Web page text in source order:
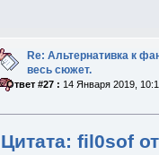
Re: Альтернативка к
весь сюжет.
Ответ #27 : 14 Января 2019,
Цитата: fil0sof